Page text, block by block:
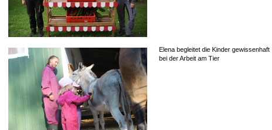
Elena begleitet die Kinder gewissenhaft
bei der Arbeit am Tier